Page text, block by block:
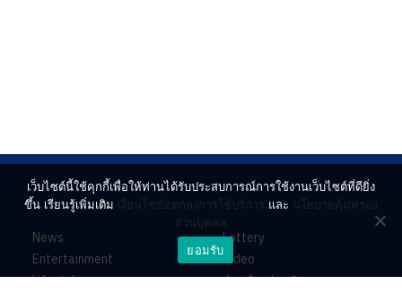
News
Entertainment
Lifestyle
Lottery
Video
ร่วมด้วยช่วยกัน
เว็บไซต์นี้ใช้คุกกี้เพื่อให้ท่านได้รับประสบการณ์การใช้งานเว็บไซต์ที่ดียิ่ง
ขึ้น เรียนรู้เพิ่มเติม เงื่อนไขข้อตกลงการใช้บริการ และ นโยบายคุ้มครอง
ส่วนบุคคล
ยอมรับ